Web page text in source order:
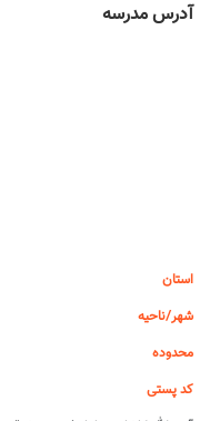
آدرس مدرسه
استان
شهر/ناحیه
محدوده
کد پستی